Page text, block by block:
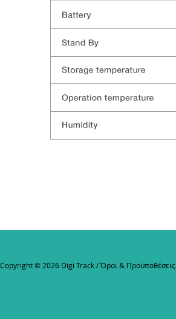
Copyright © 2026 Digi Track /Όροι & Προϋποθέσεις